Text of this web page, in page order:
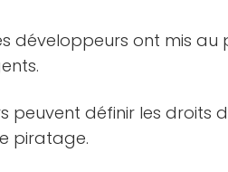
développeurs ont mis
peuvent définir les droits
piratage.